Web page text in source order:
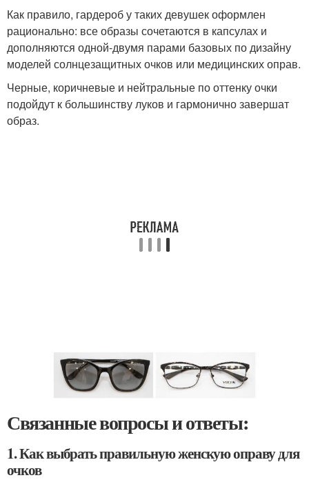
Как правило, гардероб у таких девушек оформлен
рационально: все образы сочетаются в капсулах и
дополняются одной-двумя парами базовых по дизайну
моделей солнцезащитных очков или медицинских оправ.
Черные, коричневые и нейтральные по оттенку очки
подойдут к большинству луков и гармонично завершат
образ.
Связанные вопросы и ответы:
1. Как выбрать правильную женскую оправу для
очков